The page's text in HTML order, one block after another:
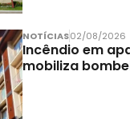
NOTÍCIAS02/08/2026
Incêndio em
mobiliza